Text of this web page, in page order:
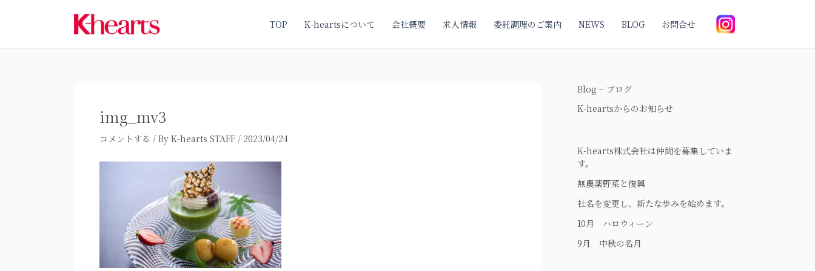
TOP K-heartsについて 会社概要 求人情報 委託調理のご案内 NEWS BLOG お問合せ
img_mv3
コメントする / By K-hearts STAFF / 2023/04/24
Blog – ブログ
K-heartsからのお知らせ
K-hearts株式会社は仲間を募集していま
す。
無農薬野菜と復興
社名を変更し、新たな歩みを始めます。
10月 ハロウィーン
9月 中秋の名月